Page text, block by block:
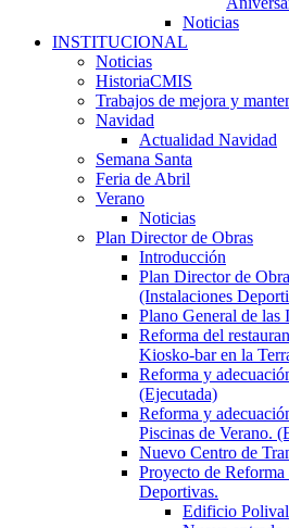
Noticias
INSTITUCIONAL
Noticias
HistoriaCMIS
Trabajos de mejora y
Navidad
Actualidad Navidad
Semana Santa
Feria de Abril
Verano
Noticias
Plan Director de Obras
Introducción
Plan Director de
(Instalaciones
Plano General de las
Reforma del
Kiosko-bar en la
Reforma y
(Ejecutada)
Reforma y
Piscinas de Verano.
Nuevo Centro de
Proyecto de Reforma
Deportivas.
Edificio